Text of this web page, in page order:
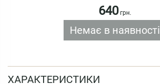
640грн.
Немає в наявності
ХАРАКТЕРИСТИКИ